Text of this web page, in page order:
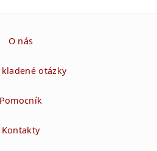
O nás
kladené otázky
Pomocník
Kontakty